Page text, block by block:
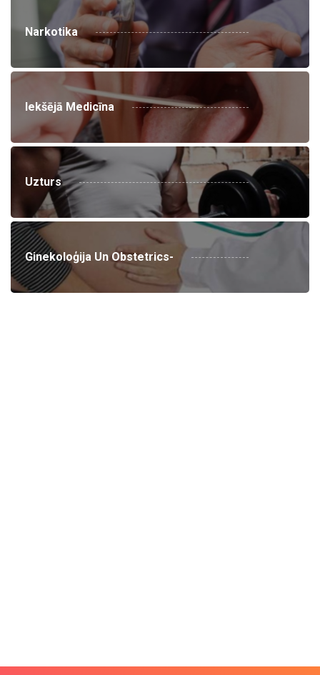
Narkotika
Iekšējā Medicīna
Uzturs
Ginekoloģija Un Obstetrics-